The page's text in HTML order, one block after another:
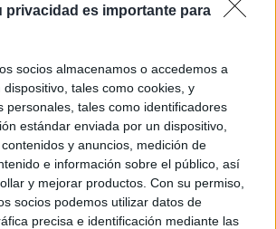
privacidad es importante para
socios almacenamos o accedemos a
tales como cookies, y
personales, tales como identificadores
estándar enviada por un dispositivo,
y anuncios, medición de
e información sobre el público, así
y mejorar productos. Con su permiso,
socios podemos utilizar datos de
precisa e identificación mediante las